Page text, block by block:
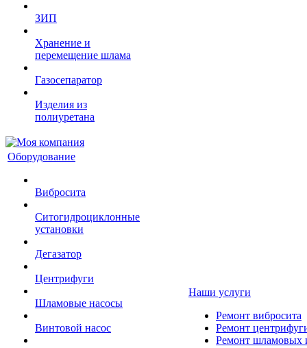
ЗИП
Хранение и
перемещение шлама
Газосепаратор
Изделия из
полиуретана
Оборудование
Вибросита
Ситогидроциклонные
установки
Дегазатор
Центрифуги
Шламовые насосы
Винтовой насос
Наши услуги
Ремонт вибросита
Ремонт
Ремонт шламовых